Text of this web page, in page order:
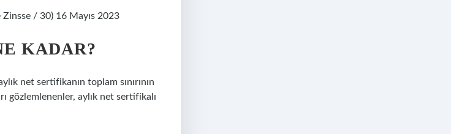
/ 30) 16 Mayıs 2023
KADAR?
net sertifikanın toplam sınırının
gözlemlenenler, aylık net sertifikalı